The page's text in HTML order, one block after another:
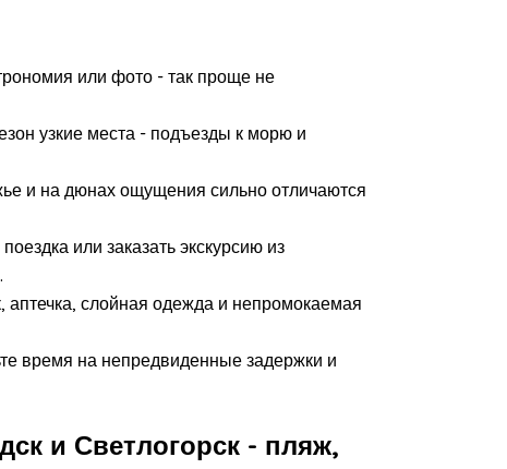
или фото - так проще не
узкие места - подъезды к морю и
и на дюнах ощущения сильно отличаются
или заказать экскурсию из
аптечка, слойная одежда и непромокаемая
время на непредвиденные задержки и
и Светлогорск - пляж,